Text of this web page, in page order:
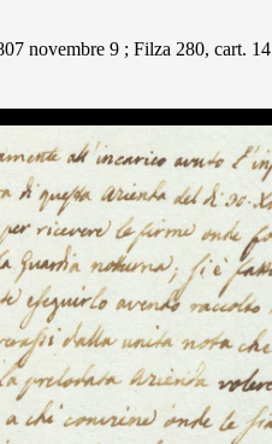
novembre 9 ; Filza 280, cart. 14